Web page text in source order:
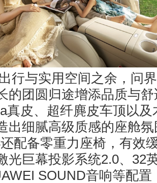
行与实用空间之余，问
的团圆归途增添品质与
真皮、超纤麂皮车顶以
出细腻高级质感的座舱
配备零重力座椅，有效
光巨幕投影系统2.0、32
SOUND音响等配置